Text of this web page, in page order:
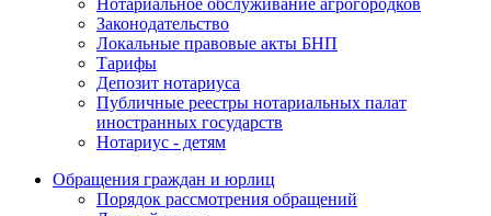
Законодательство
Локальные правовые акты БНП
Тарифы
Депозит нотариуса
Публичные реестры нотариальных палат
иностранных государств
Нотариус - детям
Обращения граждан и юрлиц
Порядок рассмотрения обращений